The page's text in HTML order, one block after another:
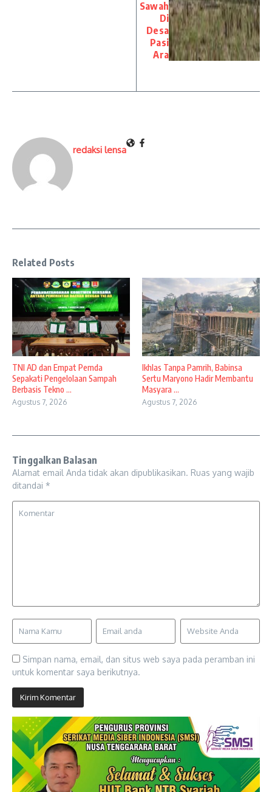
Sawah
Di
Desa
Pasi
Ara
redaksi lensa
Related Posts
TNI AD dan Empat Pemda
Sepakati Pengelolaan Sampah
Berbasis Tekno ...
Agustus 7, 2026
Ikhlas Tanpa Pamrih, Babinsa
Sertu Maryono Hadir Membantu
Masyara ...
Agustus 7, 2026
Tinggalkan Balasan
Alamat email Anda tidak akan dipublikasikan. Ruas yang wajib
ditandai *
Simpan nama, email, dan situs web saya pada peramban ini
untuk komentar saya berikutnya.